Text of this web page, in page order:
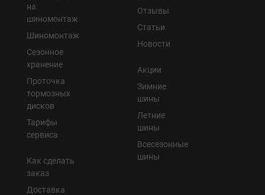
на
шиномонтаж
Шиномонтаж
Сезонное
хранение
Проточка
тормозных
дисков
Тарифы
сервиса
Как сделать
заказ
Доставка
Отзывы
Статьи
Новости
Акции
Зимние
шины
Летние
шины
Всесезонные
шины